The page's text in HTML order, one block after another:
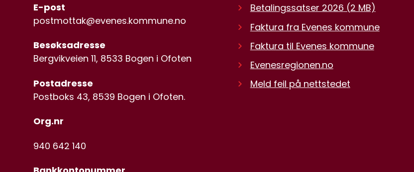
E-post
postmottak@evenes.kommune.no
Besøksadresse
Bergvikveien 11, 8533 Bogen i Ofoten
Postadresse
Postboks 43, 8539 Bogen i Ofoten.
Org.nr
940 642 140
Betalingssatser 2026 (2 MB)
Faktura fra Evenes kommune
Faktura til Evenes kommune
Evenesregionen.no
Meld feil på nettstedet